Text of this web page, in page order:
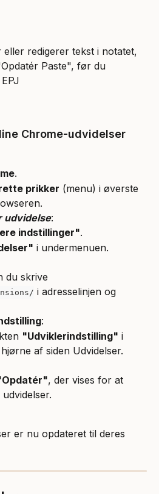
eller redigerer tekst i notatet,
Paste", før du
Chrome-udvidelser
.
prikker (menu) i øverste
udvidelse:
indstillinger".
i undermenuen.
du skrive
i adresselinjen og
:
"Udviklerindstilling" i
af siden Udvidelser.
, der vises for at
er nu opdateret til deres